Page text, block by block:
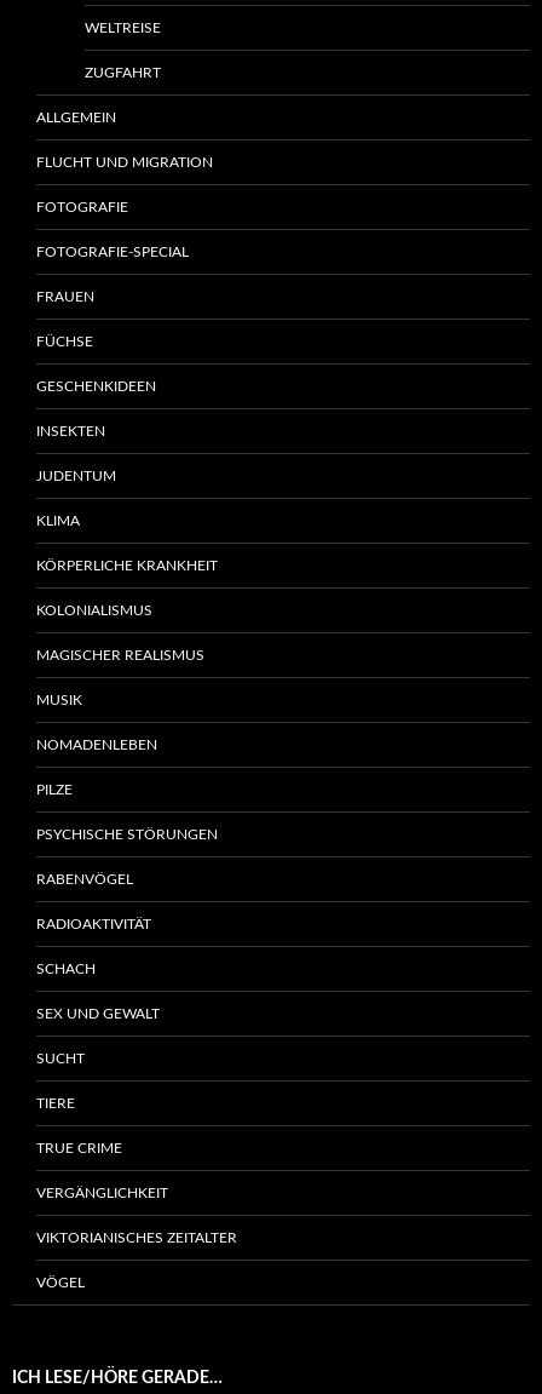
WELTREISE
ZUGFAHRT
ALLGEMEIN
FLUCHT UND MIGRATION
FOTOGRAFIE
FOTOGRAFIE-SPECIAL
FRAUEN
FÜCHSE
GESCHENKIDEEN
INSEKTEN
JUDENTUM
KLIMA
KÖRPERLICHE KRANKHEIT
KOLONIALISMUS
MAGISCHER REALISMUS
MUSIK
NOMADENLEBEN
PILZE
PSYCHISCHE STÖRUNGEN
RABENVÖGEL
RADIOAKTIVITÄT
SCHACH
SEX UND GEWALT
SUCHT
TIERE
TRUE CRIME
VERGÄNGLICHKEIT
VIKTORIANISCHES ZEITALTER
VÖGEL
ICH LESE/HÖRE GERADE…